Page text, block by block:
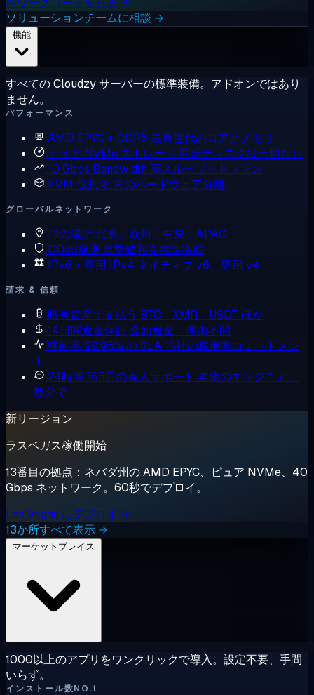
ソリューションチームに相談 →
すべての Cloudzy サーバーの標準装備。アドオンではあり
ません。
パフォーマンス
AMD EPYC + DDR5 最新世代のコアとメモリ
ピュア NVMe ストレージ 回転ディスクは一切なし
10 Gbps Bandwidth 高スループットプラン
KVM 仮想化真のハードウェア分離
グローバルネットワーク
13の場所北米、欧州、中東、APAC
DDoS保護攻撃緩和を標準搭載
IPv6 + 専用 IPv4 ネイティブ v6、専用 v4
請求 & 信頼
暗号資産で支払う BTC、XMR、USDT ほか
14日間返金保証 全額返金、理由不問
稼働率 99.95% の SLA 当社の稼働率コミットメン
ト
24時間365日の有人サポート 本物のエンジニア、
数分で
新リージョン
ラスベガス稼働開始
13番目の拠点：ネバダ州の AMD EPYC、ピュア NVMe、40
Gbps ネットワーク。60秒でデプロイ。
Las Vegas にデプロイ →
13か所すべて表示 →
1000以上のアプリをワンクリックで導入。設定不要、手間
いらず。
インストール数NO.1